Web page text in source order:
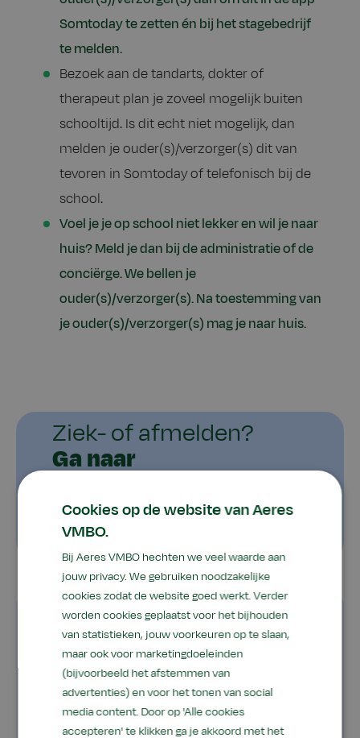
Somtoday te zetten én bij het stagebedrijf
te melden.
Bezoek aan de tandarts, dokter of
therapeut plan je zoveel mogelijk buiten
schooltijd. Is dit echt niet mogelijk, dan
melden je ouder(s)/verzorger(s) dit van
tevoren in Somtoday of telefonisch bij de
school.
Voel je je op school niet lekker en wil je naar
huis? Meld je dan bij de administratie of de
conciërge. We bellen je
ouder(s)/verzorger(s). Na toestemming van
je ouder(s)/verzorger(s) mag je naar huis.
Ziek- of afmelden?
Ga naar
Somtoday
A-D
App Somtoday
Beelden gebruiken
Cookies op de website van Aeres
VMBO.
Bij Aeres VMBO hechten we veel waarde aan
jouw privacy. We gebruiken noodzakelijke
cookies zodat de website goed werkt. Verder
worden cookies geplaatst voor het bijhouden
van statistieken, jouw voorkeuren op te slaan,
maar ook voor marketingdoeleinden
(bijvoorbeeld het afstemmen van
advertenties) en voor het tonen van social
media content. Door op 'Alle cookies
accepteren' te klikken ga je akkoord met het